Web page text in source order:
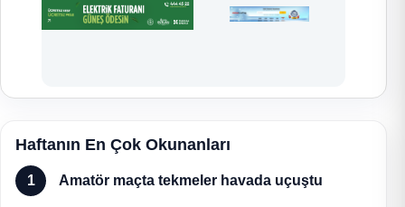
Haftanın En Çok Okunanları
1 Amatör maçta tekmeler havada uçuştu